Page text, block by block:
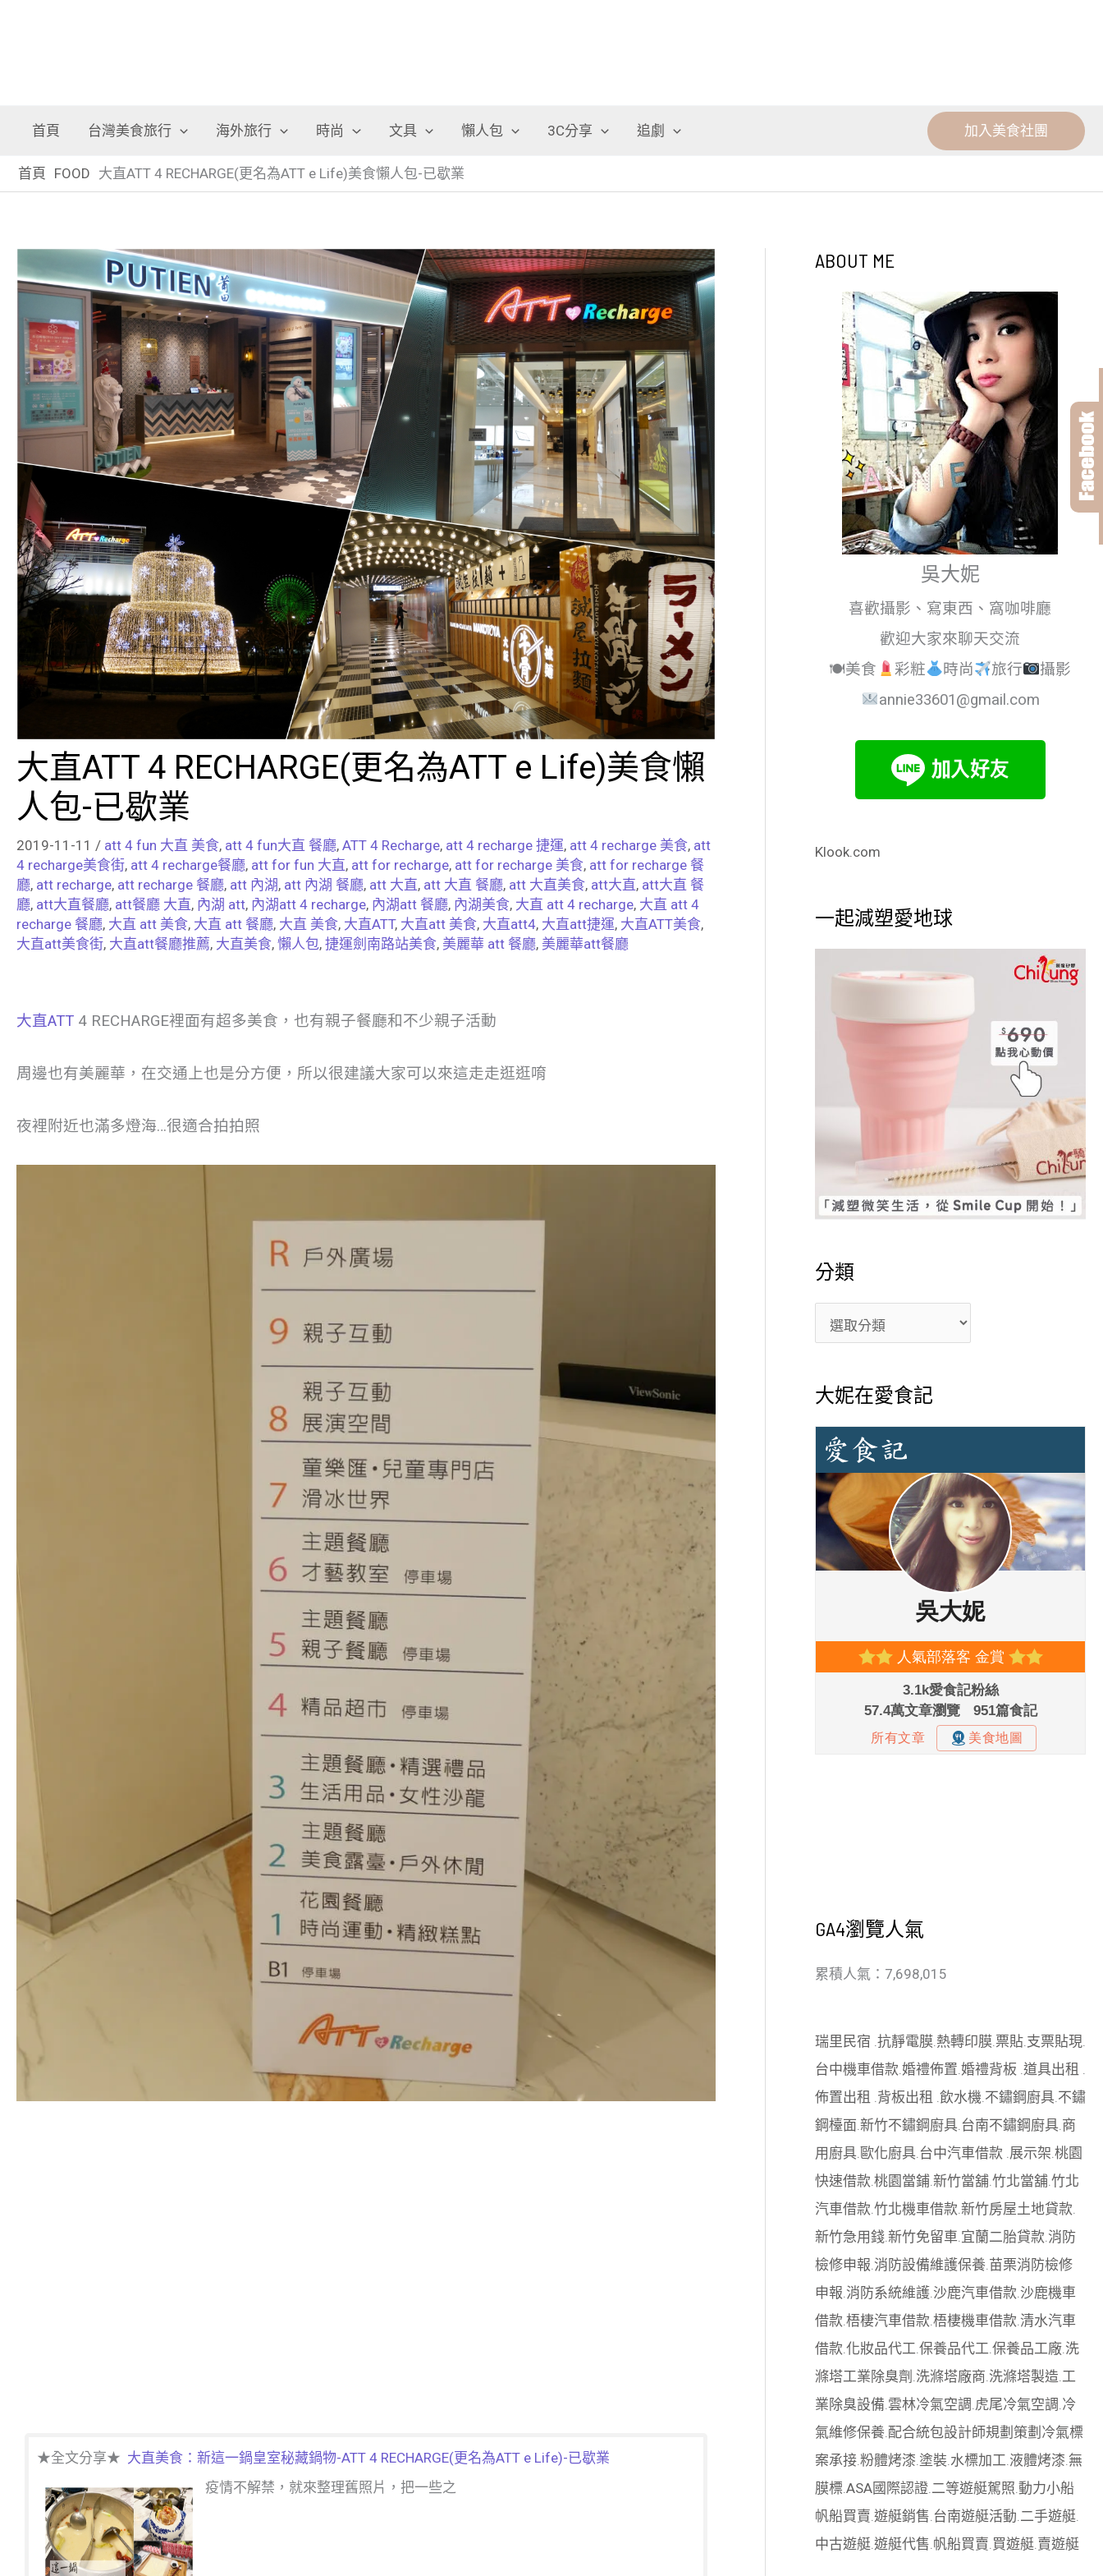
首頁 台灣美食旅行 海外旅行 時尚 文具 懶人包 3C分享 追劇 加入美食社團
首頁 FOOD 大直ATT 4 RECHARGE(更名為ATT e Life)美食懶人包-已歇業
大直ATT 4 RECHARGE(更名為ATT e Life)美食懶
人包-已歇業
2019-11-11 / att 4 fun 大直 美食, att 4 fun大直 餐廳, ATT 4 Recharge, att 4 recharge 捷運, att 4 recharge 美食, att
4 recharge美食街, att 4 recharge餐廳, att for fun 大直, att for recharge, att for recharge 美食, att for recharge 餐
廳, att recharge, att recharge 餐廳, att 內湖, att 內湖 餐廳, att 大直, att 大直 餐廳, att 大直美食, att大直, att大直 餐
廳, att大直餐廳, att餐廳 大直, 內湖 att, 內湖att 4 recharge, 內湖att 餐廳, 內湖美食, 大直 att 4 recharge, 大直 att 4
recharge 餐廳, 大直 att 美食, 大直 att 餐廳, 大直 美食, 大直ATT, 大直att 美食, 大直att4, 大直att捷運, 大直ATT美食,
大直att美食街, 大直att餐廳推薦, 大直美食, 懶人包, 捷運劍南路站美食, 美麗華 att 餐廳, 美麗華att餐廳
大直ATT 4 RECHARGE裡面有超多美食，也有親子餐廳和不少親子活動
周邊也有美麗華，在交通上也是分方便，所以很建議大家可以來這走走逛逛唷
夜裡附近也滿多燈海…很適合拍拍照
★全文分享★ 大直美食：新這一鍋皇室秘藏鍋物-ATT 4 RECHARGE(更名為ATT e Life)-已歇業
疫情不解禁，就來整理舊照片，把一些之
ABOUT ME
吳大妮
喜歡攝影、寫東西、窩咖啡廳
歡迎大家來聊天交流
🍽美食
彩粧 時尚 旅行
攝影
annie33601@gmail.com
Klook.com
一起減塑愛地球
分類
大妮在愛食記
GA4瀏覽人氣
累積人氣：7,698,015
瑞里民宿 抗靜電膜. 熱轉印膜. 票貼. 支票貼現
台中機車借款 婚禮佈置 婚禮背板 道具出租
佈置出租 背板出租 飲水機 不鏽鋼廚具. 不鏽
鋼檯面 新竹不鏽鋼廚具. 台南不鏽鋼廚具. 商
用廚具. 歐化廚具. 台中汽車借款 展示架 桃園
快速借款 桃園當鋪. 新竹當舖. 竹北當舖. 竹北
汽車借款 竹北機車借款 新竹房屋土地貸款
新竹急用錢. 新竹免留車. 宜蘭二胎貸款 消防
檢修申報 消防設備維護保養 苗栗消防檢修
申報 消防系統維護. 沙鹿汽車借款 沙鹿機車
借款 梧棲汽車借款 梧棲機車借款 清水汽車
借款 化妝品代工 保養品代工 保養品工廠. 洗
滌塔工業除臭劑 洗滌塔廠商 洗滌塔製造 工
業除臭設備 雲林冷氣空調 虎尾冷氣空調 冷
氣維修保養 配合統包設計師規劃策劃 冷氣標
案承接. 粉體烤漆 塗裝 水標加工 液體烤漆 無
膜標 ASA國際認證. 二等遊艇駕照 動力小船
帆船買賣 遊艇銷售 台南遊艇活動 二手遊艇.
中古遊艇. 遊艇代售 帆船買賣 買遊艇. 賣遊艇